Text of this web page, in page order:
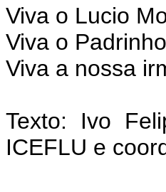
Viva o Lucio
Viva o
Viva a nossa
Texto: Ivo
ICEFLU e